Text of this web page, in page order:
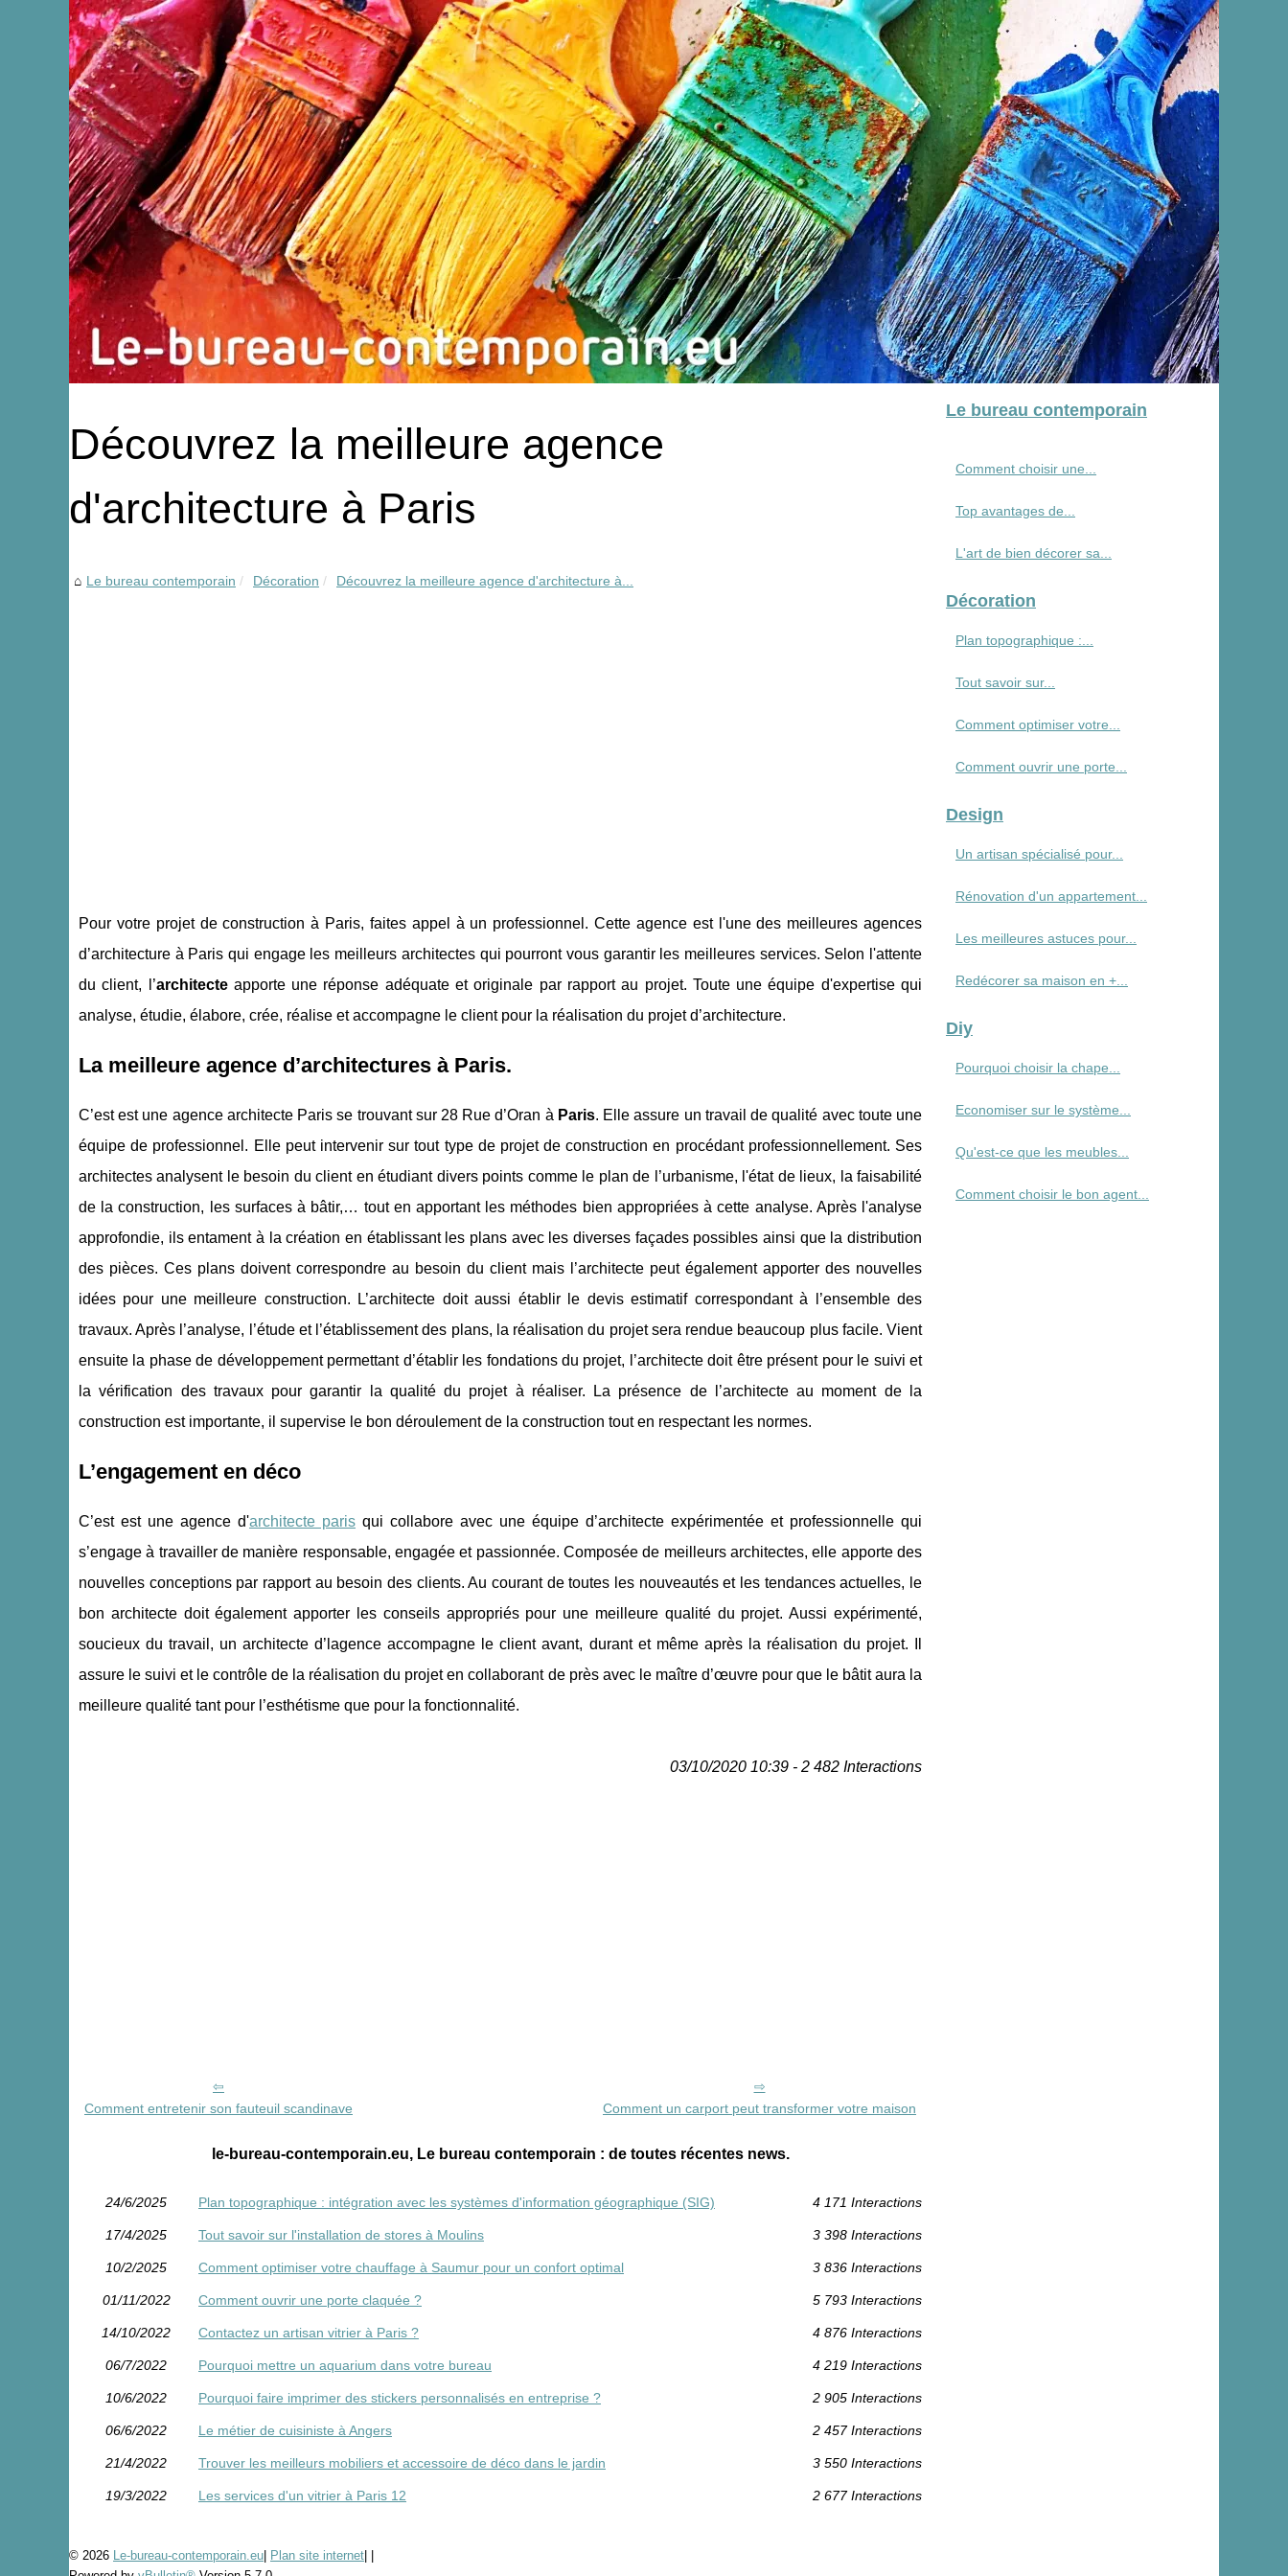
Découvrez la meilleure agence
d'architecture à Paris
Le bureau contemporain Décoration Découvrez la meilleure agence d'architecture à...
Pour votre projet de construction à Paris, faites appel à un professionnel. Cette agence est l'une des meilleures agences
d’architecture à Paris qui engage les meilleurs architectes qui pourront vous garantir les meilleures services. Selon l'attente
du client, l’architecteapporte une réponse adéquate et originale par rapport au projet. Toute une équipe d'expertise qui
analyse, étudie, élabore, crée, réalise et accompagne le client pour la réalisation du projet d’architecture.
La meilleure agence d’architectures à Paris.
C’est est une agence architecte Paris se trouvant sur 28 Rue d’Oran à Paris. Elle assure un travail de qualité avec toute une
équipe de professionnel. Elle peut intervenir sur tout type de projet de construction en procédant professionnellement. Ses
architectes analysent le besoin du client en étudiant divers points comme le plan de l’urbanisme, l'état de lieux, la faisabilité
de la construction, les surfaces à bâtir,… tout en apportant les méthodes bien appropriées à cette analyse. Après l'analyse
approfondie, ils entament à la création en établissant les plans avec les diverses façades possibles ainsi que la distribution
des pièces. Ces plans doivent correspondre au besoin du client mais l’architecte peut également apporter des nouvelles
idées pour une meilleure construction. L’architecte doit aussi établir le devis estimatif correspondant à l’ensemble des
travaux. Après l’analyse, l’étude et l’établissement des plans, la réalisation du projet sera rendue beaucoup plus facile. Vient
ensuite la phase de développement permettant d’établir les fondations du projet, l’architecte doit être présent pour le suivi et
la vérification des travaux pour garantir la qualité du projet à réaliser. La présence de l’architecte au moment de la
construction est importante, il supervise le bon déroulement de la construction tout en respectant les normes.
L’engagement en déco
C’est est une agence d'architecte paris qui collabore avec une équipe d’architecte expérimentée et professionnelle qui
s’engage à travailler de manière responsable, engagée et passionnée. Composée de meilleurs architectes, elle apporte des
nouvelles conceptions par rapport au besoin des clients. Au courant de toutes les nouveautés et les tendances actuelles, le
bon architecte doit également apporter les conseils appropriés pour une meilleure qualité du projet. Aussi expérimenté,
soucieux du travail, un architecte d’lagence accompagne le client avant, durant et même après la réalisation du projet. Il
assure le suivi et le contrôle de la réalisation du projet en collaborant de près avec le maître d’œuvre pour que le bâtit aura la
meilleure qualité tant pour l’esthétisme que pour la fonctionnalité.
03/10/2020 10:39 - 2 482 Interactions
Comment entretenir son fauteuil scandinave Comment un carport peut transformer votre maison
le-bureau-contemporain.eu, Le bureau contemporain : de toutes récentes news.
24/6/2025 Plan topographique : intégration avec les systèmes d'information géographique (SIG) 4 171 Interactions
17/4/2025 Tout savoir sur l'installation de stores à Moulins 3 398 Interactions
10/2/2025 Comment optimiser votre chauffage à Saumur pour un confort optimal 3 836 Interactions
01/11/2022 Comment ouvrir une porte claquée ? 5 793 Interactions
14/10/2022 Contactez un artisan vitrier à Paris ? 4 876 Interactions
06/7/2022 Pourquoi mettre un aquarium dans votre bureau 4 219 Interactions
10/6/2022 Pourquoi faire imprimer des stickers personnalisés en entreprise ? 2 905 Interactions
06/6/2022 Le métier de cuisiniste à Angers 2 457 Interactions
21/4/2022 Trouver les meilleurs mobiliers et accessoire de déco dans le jardin 3 550 Interactions
19/3/2022 Les services d'un vitrier à Paris 12 2 677 Interactions
Le bureau contemporain
Comment choisir une...
Top avantages de...
L'art de bien décorer sa...
Décoration
Plan topographique :...
Tout savoir sur...
Comment optimiser votre...
Comment ouvrir une porte...
Design
Un artisan spécialisé pour...
Rénovation d'un appartement...
Les meilleures astuces pour...
Redécorer sa maison en +...
Diy
Pourquoi choisir la chape...
Economiser sur le système...
Qu'est-ce que les meubles...
Comment choisir le bon agent...
© 2026 Le-bureau-contemporain.eu Plan site internet